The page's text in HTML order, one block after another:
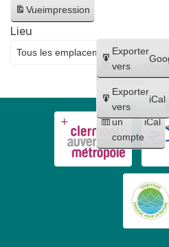
Vueimpression
Créer
un
compte
Créer
un
compte
iCal
Exporter
vers
Exporter
vers
iCal
Lieu